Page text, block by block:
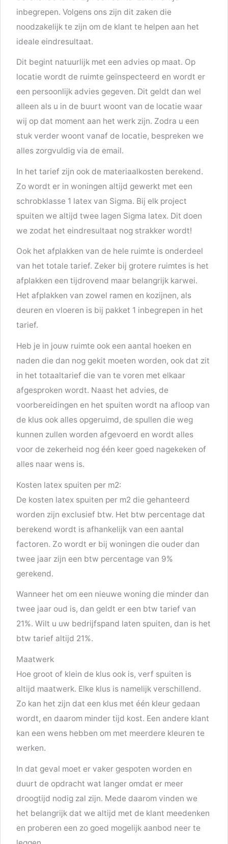
inbegrepen. Volgens ons zijn dit zaken die
noodzakelijk te zijn om de klant te helpen aan het
ideale eindresultaat.
Dit begint natuurlijk met een advies op maat. Op
locatie wordt de ruimte geïnspecteerd en wordt er
een persoonlijk advies gegeven. Dit geldt dan wel
alleen als u in de buurt woont van de locatie waar
wij op dat moment aan het werk zijn. Zodra u een
stuk verder woont vanaf de locatie, bespreken we
alles zorgvuldig via de email.
In het tarief zijn ook de materiaalkosten berekend.
Zo wordt er in woningen altijd gewerkt met een
schrobklasse 1 latex van Sigma. Bij elk project
spuiten we altijd twee lagen Sigma latex. Dit doen
we zodat het eindresultaat nog strakker wordt!
Ook het afplakken van de hele ruimte is onderdeel
van het totale tarief. Zeker bij grotere ruimtes is het
afplakken een tijdrovend maar belangrijk karwei.
Het afplakken van zowel ramen en kozijnen, als
deuren en vloeren is bij pakket 1 inbegrepen in het
tarief.
Heb je in jouw ruimte ook een aantal hoeken en
naden die dan nog gekit moeten worden, ook dat zit
in het totaaltarief die van te voren met elkaar
afgesproken wordt. Naast het advies, de
voorbereidingen en het spuiten wordt na afloop van
de klus ook alles opgeruimd, de spullen die weg
kunnen zullen worden afgevoerd en wordt alles
voor de zekerheid nog één keer goed nagekeken of
alles naar wens is.
Kosten latex spuiten per m2:
De kosten latex spuiten per m2 die gehanteerd
worden zijn exclusief btw. Het btw percentage dat
berekend wordt is afhankelijk van een aantal
factoren. Zo wordt er bij woningen die ouder dan
twee jaar zijn een btw percentage van 9%
gerekend.
Wanneer het om een nieuwe woning die minder dan
twee jaar oud is, dan geldt er een btw tarief van
21%. Wilt u uw bedrijfspand laten spuiten, dan is het
btw tarief altijd 21%.
Maatwerk
Hoe groot of klein de klus ook is, verf spuiten is
altijd maatwerk. Elke klus is namelijk verschillend.
Zo kan het zijn dat een klus met één kleur gedaan
wordt, en daarom minder tijd kost. Een andere klant
kan een wens hebben om met meerdere kleuren te
werken.
In dat geval moet er vaker gespoten worden en
duurt de opdracht wat langer omdat er meer
droogtijd nodig zal zijn. Mede daarom vinden we
het belangrijk dat we altijd met de klant meedenken
en proberen een zo goed mogelijk aanbod neer te